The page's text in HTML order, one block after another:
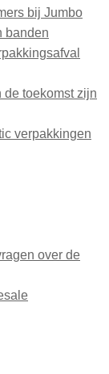
bij Jumbo
banden
de toekomst zijn
verpakkingen
over de